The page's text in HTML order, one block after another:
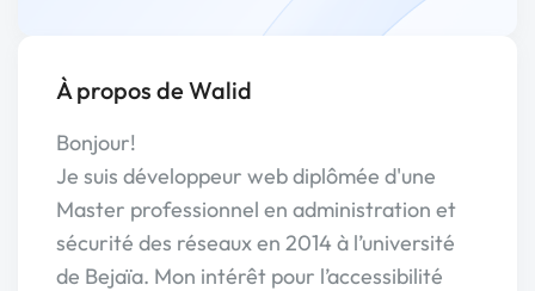
À propos de Walid
Bonjour!
Je suis développeur web diplômée d'une
Master professionnel en administration et
sécurité des réseaux en 2014 à l’université
de Bejaïa. Mon intérêt pour l’accessibilité